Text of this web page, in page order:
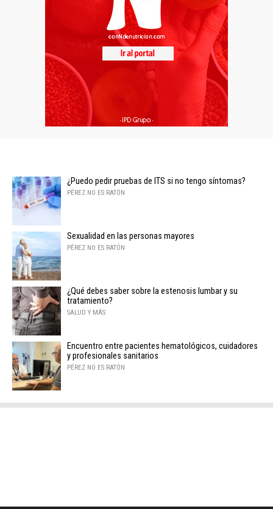
¿Puedo pedir pruebas de ITS si no tengo síntomas?
PÉREZ NO ES RATÓN
Sexualidad en las personas mayores
PÉREZ NO ES RATÓN
¿Qué debes saber sobre la estenosis lumbar y su
tratamiento?
SALUD Y MÁS
Encuentro entre pacientes hematológicos, cuidadores
y profesionales sanitarios
PÉREZ NO ES RATÓN